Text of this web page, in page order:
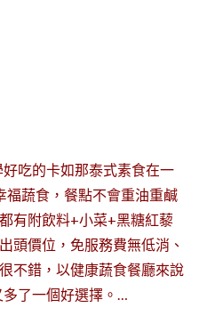
吃的卡如那泰式素食在一
福蔬食，餐點不會重油重鹹
有附飲料+小菜+黑糖紅藜
頭價位，免服務費無低消、
不錯，以健康蔬食餐廳來說
了一個好選擇。…